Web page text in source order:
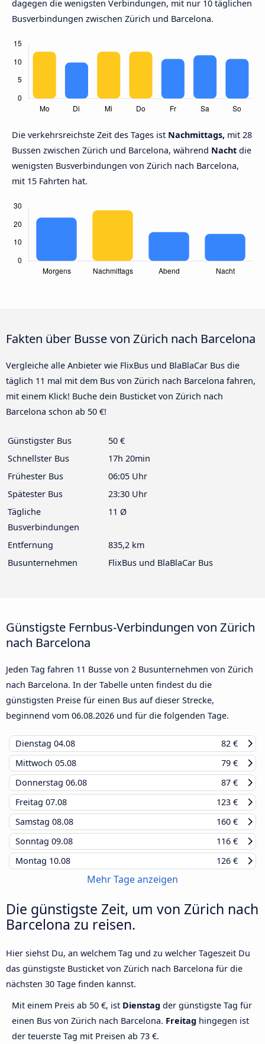
dagegen die wenigsten Verbindungen, mit nur 10 täglichen
Busverbindungen zwischen Zürich und Barcelona.
Die verkehrsreichste Zeit des Tages ist Nachmittags, mit 28
Bussen zwischen Zürich und Barcelona, während Nacht die
wenigsten Busverbindungen von Zürich nach Barcelona,
mit 15 Fahrten hat.
Fakten über Busse von Zürich nach Barcelona
Vergleiche alle Anbieter wie FlixBus und BlaBlaCar Bus die
täglich 11 mal mit dem Bus von Zürich nach Barcelona fahren,
mit einem Klick! Buche dein Busticket von Zürich nach
Barcelona schon ab 50 €!
Günstigster Bus
50 €
Schnellster Bus
17h 20min
Frühester Bus
06:05 Uhr
Spätester Bus
23:30 Uhr
Tägliche
Busverbindungen
11 Ø
Entfernung
835,2 km
Busunternehmen
FlixBus und BlaBlaCar Bus
Günstigste Fernbus-Verbindungen von Zürich
nach Barcelona
Jeden Tag fahren 11 Busse von 2 Busunternehmen von Zürich
nach Barcelona. In der Tabelle unten findest du die
günstigsten Preise für einen Bus auf dieser Strecke,
beginnend vom 06.08.2026 und für die folgenden Tage.
Dienstag 04.08
82 €
Mittwoch 05.08
79 €
Donnerstag 06.08
87 €
Freitag 07.08
123 €
Samstag 08.08
160 €
Sonntag 09.08
116 €
Montag 10.08 126 €
Mehr Tage anzeigen
Die günstigste Zeit, um von Zürich nach
Barcelona zu reisen.
Hier siehst Du, an welchem Tag und zu welcher Tageszeit Du
das günstigste Busticket von Zürich nach Barcelona für die
nächsten 30 Tage finden kannst.
Mit einem Preis ab 50 €, ist Dienstag der günstigste Tag für
einen Bus von Zürich nach Barcelona. Freitag hingegen ist
der teuerste Tag mit Preisen ab 73 €.